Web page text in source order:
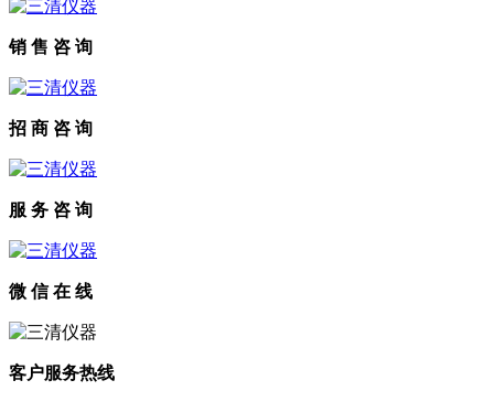
销 售 咨 询
招 商 咨 询
服 务 咨 询
微 信 在 线
客户服务热线